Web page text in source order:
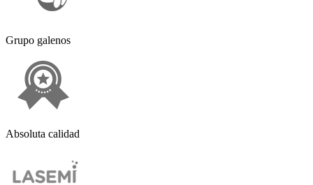
Grupo galenos
Absoluta calidad